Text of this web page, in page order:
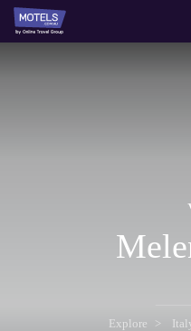
Explore